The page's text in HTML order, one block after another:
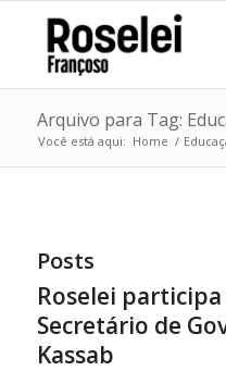
Arquivo para Tag:
Você está aqui: Home /
Posts
Roselei
Secretário de
Kassab